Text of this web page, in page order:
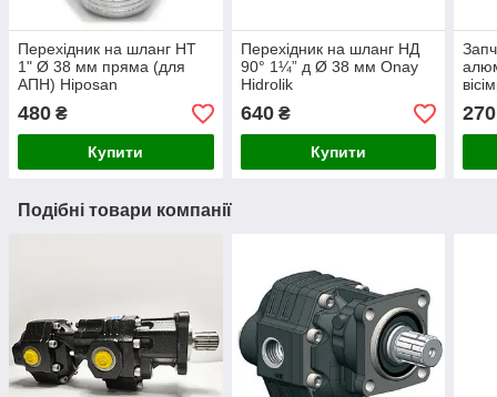
Перехідник на шланг НТ
1" Ø 38 мм пряма (для
АПН) Hiposan
480 ₴
Купити
Перехідник на шланг НД
90° 1¼” д Ø 38 мм Onay
Hidrolik
640₴
Купити
270
Подібні товари компанії